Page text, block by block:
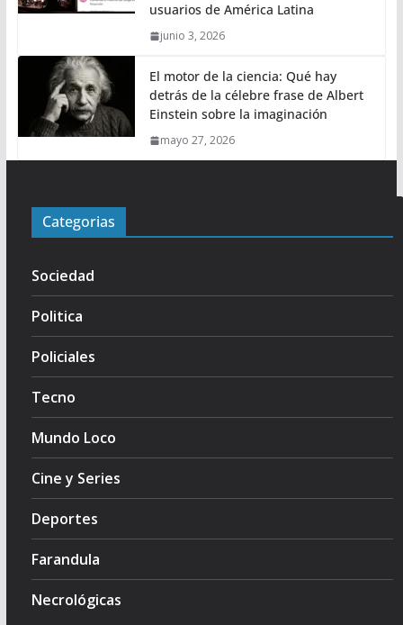
usuarios de América Latina
junio 3, 2026
El motor de la ciencia: Qué hay
detrás de la célebre frase de Albert
Einstein sobre la imaginación
mayo 27, 2026
Categorias
Sociedad
Politica
Policiales
Tecno
Mundo Loco
Cine y Series
Deportes
Farandula
Necrológicas